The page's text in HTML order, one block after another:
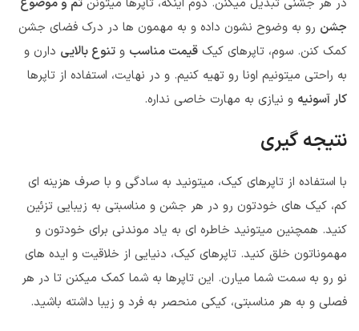
در هر جشنی تبدیل میکنن. دوم اینکه، تاپرها میتونن تم و موضوع
جشن رو به وضوح نشون داده و به مهمون ها در درک فضای جشن
کمک کنن. سوم، تاپرهای کیک قیمت مناسب و تنوع بالایی دارن و
به راحتی میتونیم اونا رو تهیه کنیم. و در نهایت، استفاده از تاپرها
کار آسونیه و نیازی به مهارت خاصی نداره.
نتیجه گیری
با استفاده از تاپرهای کیک، میتونید به سادگی و با صرف هزینه ای
کم، کیک های خودتون رو در هر جشن و مناسبتی به زیبایی تزئین
کنید. همچنین میتونید خاطره ای به یاد موندنی برای خودتون و
مهموناتون خلق کنید. تاپرهای کیک، دنیایی از خلاقیت و ایده های
نو رو به سمت شما میارن. این تاپرها به شما کمک میکنن تا در هر
فصلی و به هر مناسبتی، کیکی منحصر به فرد و زیبا داشته باشید.